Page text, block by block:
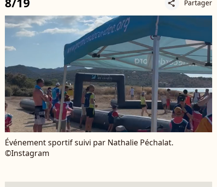
share Partager
Événement sportif suivi par Nathalie Péchalat.
©Instagram